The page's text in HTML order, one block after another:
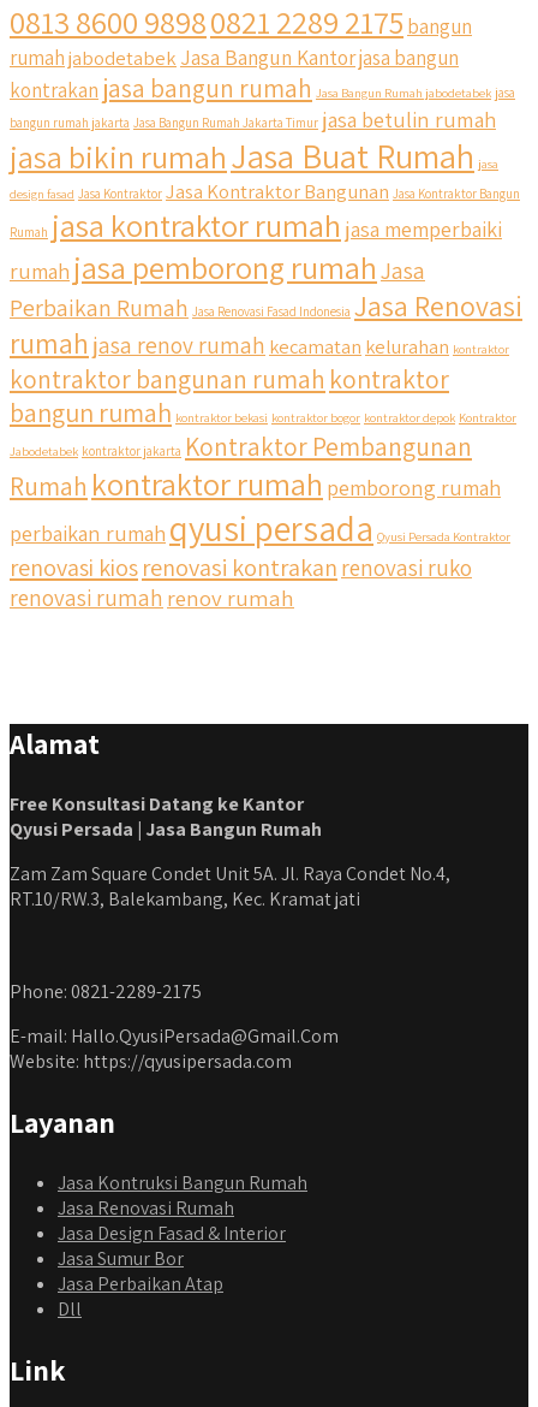
0813 8600 98980821 2289 2175 bangun
rumahjabodetabek Jasa Bangun Kantorjasa bangun
kontrakan jasa bangun rumah Jasa Bangun Rumah jabodetabek jasa
bangun rumah jakarta Jasa Bangun Rumah Jakarta Timur jasa betulin rumah
jasa bikin rumahJasa Buat Rumah jasa
design fasad Jasa Kontraktor Jasa Kontraktor Bangunan Jasa Kontraktor Bangun
Rumah jasa kontraktor rumah jasa memperbaiki
rumah jasa pemborong rumahJasa
Perbaikan Rumah Jasa Renovasi Fasad Indonesia Jasa Renovasi
rumah jasa renov rumah kecamatan kelurahan kontraktor
kontraktor bangunan rumah kontraktor
bangun rumah kontraktor bekasi kontraktor bogor kontraktor depok Kontraktor
Jabodetabek kontraktor jakarta Kontraktor Pembangunan
Rumah kontraktor rumah pemborong rumah
perbaikan rumah qyusi persada Qyusi Persada Kontraktor
renovasi kiosrenovasi kontrakanrenovasi ruko
renovasi rumah renov rumah
Alamat
Free Konsultasi Datang ke Kantor
Qyusi Persada | Jasa Bangun Rumah
Zam Zam Square Condet Unit 5A. Jl. Raya Condet No.4,
RT.10/RW.3, Balekambang, Kec. Kramat jati
Phone: 0821-2289-2175
E-mail: Hallo.QyusiPersada@Gmail.Com
Website: https://qyusipersada.com
Layanan
Jasa Kontruksi Bangun Rumah
Jasa Renovasi Rumah
Jasa Design Fasad & Interior
Jasa Sumur Bor
Jasa Perbaikan Atap
Dll
Link